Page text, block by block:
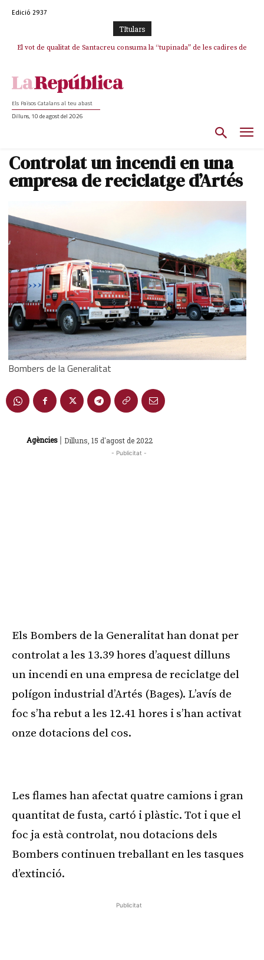
Edició 2937
TItulars
El vot de qualitat de Santacreu consuma la “tupinada” de les cadires de
La mentida de La Vanguardia: “Tres de cada quatre punts del pacte amb
Els Països Catalans al teu abast
Dilluns, 10 de agost del 2026
Controlat un incendi en una
empresa de reciclatge d’Artés
Bombers de la Generalitat
Agències | Dilluns, 15 d'agost de 2022
- Publicitat -
Els Bombers de la Generalitat han donat per
controlat a les 13.39 hores d’aquest dilluns
un incendi en una empresa de reciclatge del
polígon industrial d’Artés (Bages). L’avís de
foc s’ha rebut a les 12.41 hores i s’han activat
onze dotacions del cos.
Les flames han afectat quatre camions i gran
quantitat de fusta, cartó i plàstic. Tot i que el
foc ja està controlat, nou dotacions dels
Bombers continuen treballant en les tasques
d’extinció.
Publicitat